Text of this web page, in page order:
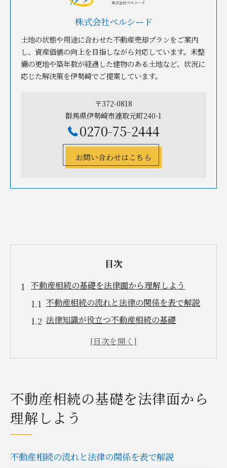
株式会社ベルシード
土地の状態や用途に合わせた不動産売却プランをご案内
し、資産価値の向上を目指しながら対応しています。未整
備の更地や築年数が経過した建物のある土地など、状況に
応じた解決策を伊勢崎でご提案しています。
〒372-0818
群馬県伊勢崎市連取元町240-1
0270-75-2444
お問い合わせはこちら
目次
不動産相続の基礎を法律面から理解しよう
不動産相続の流れと法律の関係を表で解説
法律知識が役立つ不動産相続の基礎
相続と法律の仕組みを知るメリット
相続手続きの時期と流れを一覧で確認
手続き開始の判断基準と注意事項
相続手続きに潜む落とし穴と対策
不動産相続の基礎を法律面から
理解しよう
不動産相続の流れと法律の関係を表で解説